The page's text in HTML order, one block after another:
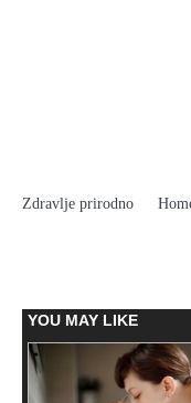
Zdravlje prirodno